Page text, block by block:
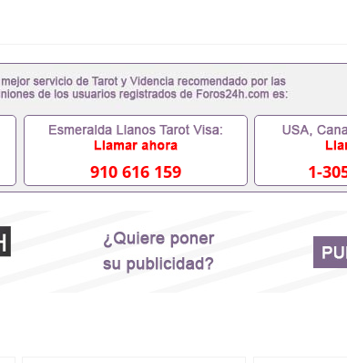
工签都可以用到）。 注：上述材料，随时都可以安排
吗551190476要定居国外需要办理什么材料
入职国企/事业单位需要些什么材料551190476办理假毕
丢了怎么办, 没有正常毕业怎么办理毕业证,没毕业可以
毕业551190476您是否因为递交材料不齐而被拒之门
教育部认证在校挂科了不想读了,成绩不理想毕不了业怎
科/研究生文凭551190476如何办理本科/硕士毕业证
外文凭551190476国外本科毕业证怎么办理551190476国
毕业证551190476哪里可以制作美国毕业证551190476
假文凭网上能查到吗551190476 如何拿到国
信551190476国外毕业证去哪认证QQ微信551190476找
微信551190476快速代办国外毕业证QQ微信
网上买文凭可靠吗QQ微信551190476买国外文凭质量QQ
910 616 159 1-